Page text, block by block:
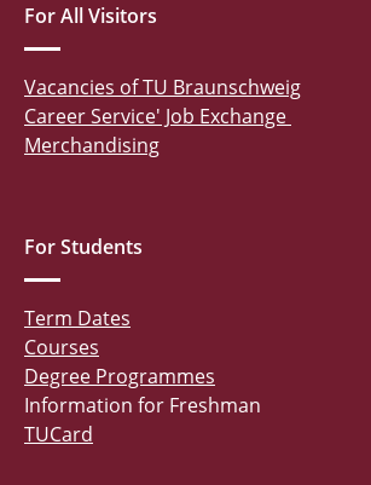
For All Visitors
Vacancies of TU Braunschweig
Career Service' Job Exchange
Merchandising
For Students
Term Dates
Courses
Degree Programmes
Information for Freshman
TUCard